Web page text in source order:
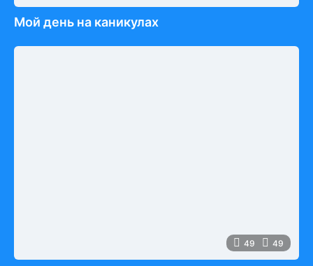
Мой день на каникулах
49 49